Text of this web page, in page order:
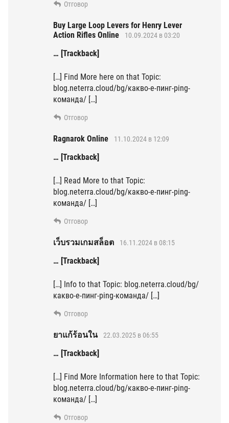
Отговор
Buy Large Loop Levers for Henry Lever
Action Rifles Online
10.09.2024 в 03:20
… [Trackback]
[…] Find More here on that Topic:
blog.neterra.cloud/bg/какво-е-пинг-ping-
команда/ […]
Отговор
Ragnarok Online 11.10.2024 в 12:09
… [Trackback]
[…] Read More to that Topic:
blog.neterra.cloud/bg/какво-е-пинг-ping-
команда/ […]
Отговор
เว็บรวมเกมสล็อต 16.11.2024 в 08:15
… [Trackback]
[…] Info to that Topic: blog.neterra.cloud/bg/
какво-е-пинг-ping-команда/ […]
Отговор
ยาแก้ร้อนใน 22.03.2025 в 06:55
… [Trackback]
[…] Find More Information here to that Topic:
blog.neterra.cloud/bg/какво-е-пинг-ping-
команда/ […]
Отговор